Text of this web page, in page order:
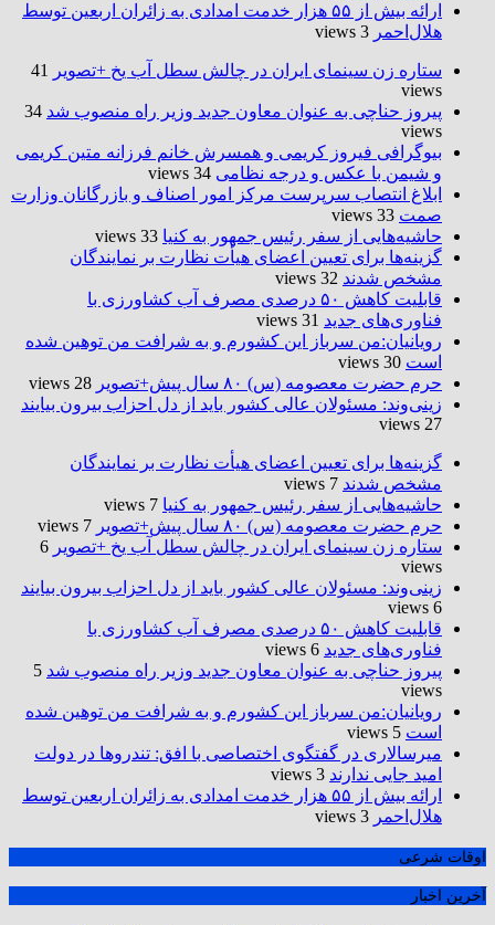
ارائه بیش از ۵۵ هزار خدمت امدادی به زائران اربعین توسط
هلال‌احمر 3 views
ستاره زن سینمای ایران در چالش سطل آب یخ +تصویر
41
views
پیروز حناچی به عنوان معاون جدید وزیر راه منصوب شد 34
views
بیوگرافی فیروز کریمی و همسرش خانم فرزانه متین کریمی
و شیمن با عکس و درجه نظامی 34 views
ابلاغ انتصاب سرپرست مرکز امور اصناف و بازرگانان وزارت
صمت 33 views
حاشیه‌هایی از سفر رئیس جمهور به کنیا 33 views
گزینه‌ها برای تعیین اعضای هیأت نظارت بر نمایندگان
مشخص شدند 32 views
قابلیت کاهش ۵۰ درصدی مصرف آب کشاورزی با
فناوری‌های جدید 31 views
رویانیان:من سرباز این کشورم و به شرافت من توهین شده
است 30 views
حرم حضرت‌ معصومه (س) ۸۰ سال پیش+تصویر
28 views
زینی‌وند: مسئولان عالی کشور باید از دل احزاب بیرون بیایند
27 views
گزینه‌ها برای تعیین اعضای هیأت نظارت بر نمایندگان
مشخص شدند 7 views
حاشیه‌هایی از سفر رئیس جمهور به کنیا 7 views
حرم حضرت‌ معصومه (س) ۸۰ سال پیش+تصویر
7 views
ستاره زن سینمای ایران در چالش سطل آب یخ +تصویر 6
views
زینی‌وند: مسئولان عالی کشور باید از دل احزاب بیرون بیایند
6 views
قابلیت کاهش ۵۰ درصدی مصرف آب کشاورزی با
فناوری‌های جدید 6 views
پیروز حناچی به عنوان معاون جدید وزیر راه منصوب شد 5
views
رویانیان:من سرباز این کشورم و به شرافت من توهین شده
است 5 views
میرسالاری در گفتگوی اختصاصی با افق: تندروها در دولت
امید جایی ندارند 3 views
ارائه بیش از ۵۵ هزار خدمت امدادی به زائران اربعین توسط
هلال‌احمر 3 views
اوقات شرعی
آخرین اخبار